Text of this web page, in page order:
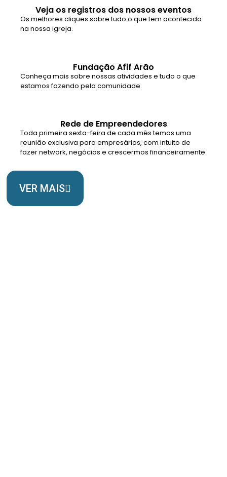
Veja os registros dos nossos eventos
Os melhores cliques sobre tudo o que tem acontecido
na nossa igreja.
Fundação Afif Arão
Conheça mais sobre nossas atividades e tudo o que
estamos fazendo pela comunidade.
Rede de Empreendedores
Toda primeira sexta-feira de cada mês temos uma
reunião exclusiva para empresários, com intuito de
fazer network, negócios e crescermos financeiramente.
VER MAIS